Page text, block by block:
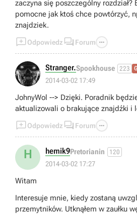
zaczyna się poszczególny rozdział?
pomocne jak ktoś chce powtórzyć,
znajdziek.
Odpowiedz  Forum 
Stranger.Spookhouse 223
2014-03-02 17:49
JohnyWol --> Dzięki. Poradnik
aktualizowali o brakujące znajdźki i
Odpowiedz  Forum 
H hemik9Pretorianin 120
2014-03-02 17:27
Witam
Interesuje mnie, kiedy zostaną
przemytników. Utknąłem w zaułku